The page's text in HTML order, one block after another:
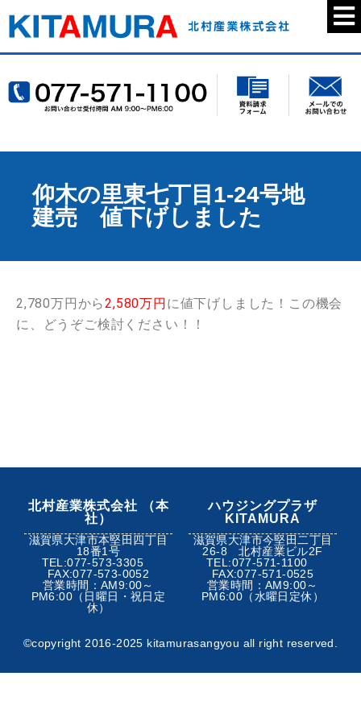
仰木の里東七丁目1-24号地
建売 値下げしました
2,780万円から2,580万円に値下げしました！この機会
に、どうぞご検討ください！！
北村産業株式会社 （本
社）
滋賀県大津市本堅田四丁目
18番1号
TEL:077-573-3305
FAX:077-573-0052
営業時間：AM9:00～
PM6:00（日曜日・祝日定
休）
ハウジングプラザ
KITAMURA
滋賀県大津市今堅田二丁目
26-8 北村産業ビル2F
TEL:077-571-1100
FAX:077-571-0525
営業時間：AM9:00～
PM6:00（水曜日定休）
©︎copyright 2016-2025 kitamurasangyou all right reserved.